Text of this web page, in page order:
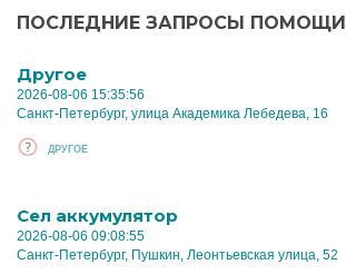
ПОСЛЕДНИЕ ЗАПРОСЫ ПОМОЩИ
Другое
2026-08-06 15:35:56
Санкт-Петербург, улица Академика Лебедева, 16
ДРУГОЕ
Cел аккумулятор
2026-08-06 09:08:55
Санкт-Петербург, Пушкин, Леонтьевская улица, 52